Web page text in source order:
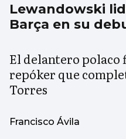
Lewandowski
Barça en su
El delantero
repóker que
Torres
Francisco Ávila